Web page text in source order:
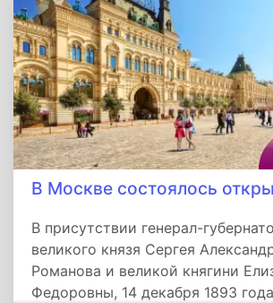
верхом на лошади он попал под
снегом. Вернувшись домой весь
сразу сел ужинать, не меняя
Наутро у Вашингтона начался
насморк и лихорадка.
В Москве состоялось
В присутствии генерал-
великого князя Сергея
Романова и великой княгини
Федоровны, 14 декабря 1893